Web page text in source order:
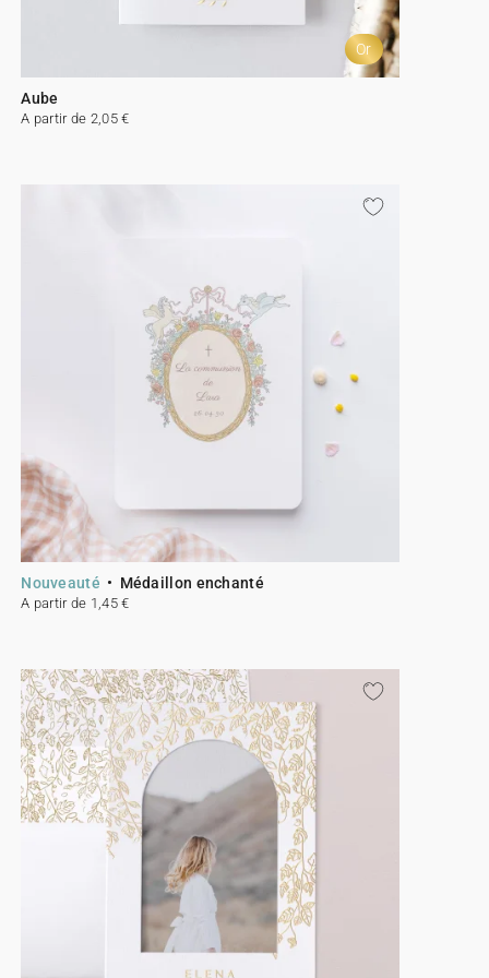
Or
Aube
A partir de 2,05 €
Nouveauté Médaillon enchanté
A partir de 1,45 €